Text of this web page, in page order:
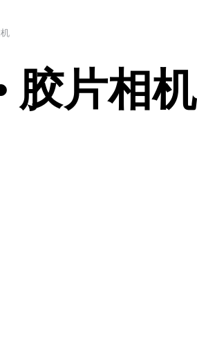
胶片相机